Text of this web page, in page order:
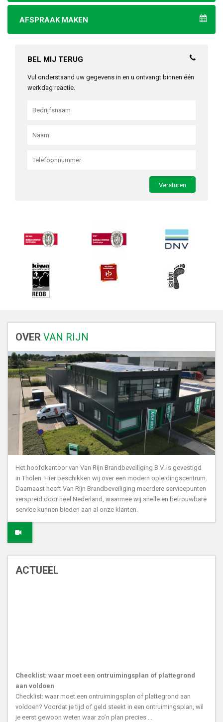
AFSPRAAK MAKEN
BEL MIJ TERUG
Vul onderstaand uw gegevens in en u ontvangt binnen één
werkdag reactie.
OVER VAN RIJN
Het hoofdkantoor van Van Rijn Brandbeveiliging B.V. is gevestigd
in Tholen. Hier beschikken wij over een modern opleidingscentrum.
Daarnaast heeft Van Rijn Brandbeveiliging meerdere servicepunten
verspreid door heel Nederland, waarmee wij snelle en betrouwbare
service kunnen bieden aan al onze klanten.
ACTUEEL
Checklist: waar moet een ontruimingsplan of plattegrond
aan voldoen
Checklist: waar moet een ontruimingsplan of plattegrond aan
voldoen? Voordat je tijd of geld steekt in een ontruimingsplan, wil
je eerst gewoon weten waar zo’n plan precies ...